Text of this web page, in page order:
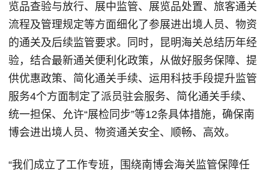
览品查验与放行、展中监管、展览品处置、旅客通关
流程及管理规定等方面细化了参展进出境人员、物资
的通关及后续监管要求。同时，昆明海关总结历年经
验，结合最新通关便利化政策，从做好服务保障、提
供优惠政策、简化通关手续、运用科技手段提升监管
服务4个方面制定了派员驻会服务、简化通关手续、
统一担保、允许“展检同步”等12条具体措施，确保南
博会进出境人员、物资通关安全、顺畅、高效。
“我们成立了工作专班，围绕南博会海关监管保障任